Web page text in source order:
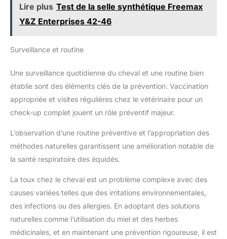
Lire plus Test de la selle synthétique Freemax
Y&Z Enterprises 42-46
Surveillance et routine
Une surveillance quotidienne du cheval et une routine bien
établie sont des éléments clés de la prévention. Vaccination
appropriée et visites régulières chez le vétérinaire pour un
check-up complet jouent un rôle préventif majeur.
L’observation d’une routine préventive et l’appropriation des
méthodes naturelles garantissent une amélioration notable de
la santé respiratoire des équidés.
La toux chez le cheval est un problème complexe avec des
causes variées telles que des irritations environnementales,
des infections ou des allergies. En adoptant des solutions
naturelles comme l’utilisation du miel et des herbes
médicinales, et en maintenant une prévention rigoureuse, il est